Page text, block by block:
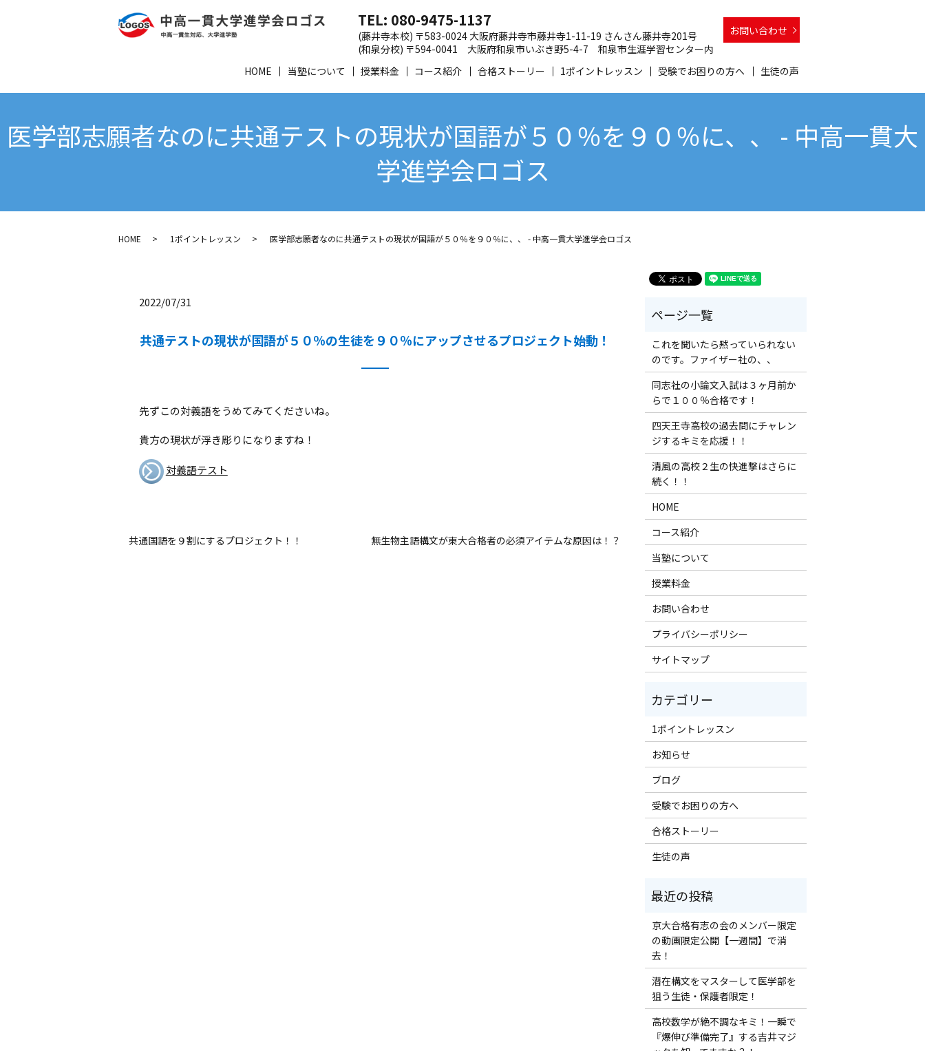
HOME 当塾について 授業料金 コース紹介 合格ストーリー 1ポイントレッスン 受験でお困りの方へ 生徒の声
TEL: 080-9475-1137
(藤井寺本校) 〒583-0024 大阪府藤井寺市藤井寺1-11-19 さんさん藤井寺201号
(和泉分校) 〒594-0041 大阪府和泉市いぶき野5-4-7 和泉市生涯学習センター内
お問い合わせ
医学部志願者なのに共通テストの現状が国語が５０％を９０％に、、 - 中高一貫大
学進学会ロゴス
HOME 1ポイントレッスン 医学部志願者なのに共通テストの現状が国語が５０％を９０％に、、 - 中高一貫大学進学会ロゴス
2022/07/31
共通テストの現状が国語が５０％の生徒を９０％にアップさせるプロジェクト始動！
先ずこの対義語をうめてみてくださいね。
貴方の現状が浮き彫りになりますね！
対義語テスト
共通国語を９割にするプロジェクト！！ 無生物主語構文が東大合格者の必須アイテムな原因は！？
これを聞いたら黙っていられない
のです。ファイザー社の、、
同志社の小論文入試は３ヶ月前か
らで１００％合格です！
四天王寺高校の過去問にチャレン
ジするキミを応援！！
清風の高校２生の快進撃はさらに
続く！！
HOME
コース紹介
当塾について
授業料金
お問い合わせ
プライバシーポリシー
サイトマップ
1ポイントレッスン
お知らせ
ブログ
受験でお困りの方へ
合格ストーリー
生徒の声
京大合格有志の会のメンバー限定
の動画限定公開【一週間】で消
去！
潜在構文をマスターして医学部を
狙う生徒・保護者限定！
高校数学が絶不調なキミ！一瞬で
『爆伸び準備完了』する吉井マジ